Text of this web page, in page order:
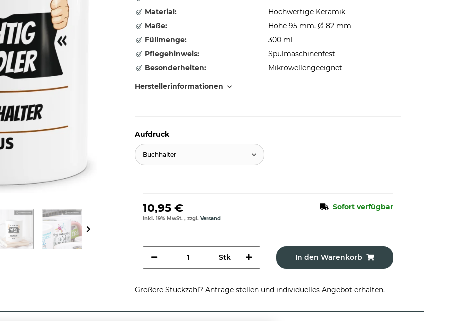
Material:
Hochwertige Keramik
Maße:
Höhe 95 mm, Ø 82 mm
Füllmenge:
300 ml
Pflegehinweis:
Spülmaschinenfest
Besonderheiten:
Mikrowellengeeignet
Herstellerinformationen
Aufdruck
Buchhalter
10,95 € Sofort verfügbar
inkl. 19% MwSt. , zzgl. Versand
Stk In den Warenkorb
Größere Stückzahl? Anfrage stellen und individuelles Angebot erhalten.